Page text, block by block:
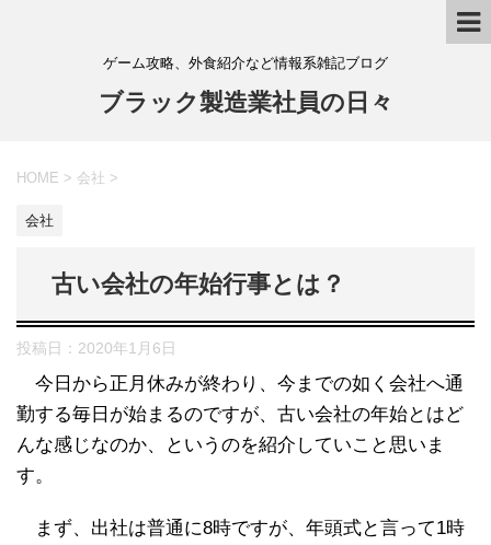
ゲーム攻略、外食紹介など情報系雑記ブログ
ブラック製造業社員の日々
HOME > 会社 >
会社
古い会社の年始行事とは？
投稿日： 2020年1月6日
今日から正月休みが終わり、今までの如く会社へ通
勤する毎日が始まるのですが、古い会社の年始とはど
んな感じなのか、というのを紹介していこと思いま
す。
まず、出社は普通に8時ですが、年頭式と言って1時